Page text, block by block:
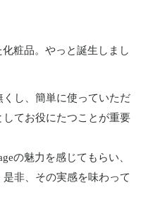
粧品。やっと誕生しまし
し、簡単に使っていただ
てお役にたつことが重要
の魅力を感じてもらい、
非、その実感を味わって